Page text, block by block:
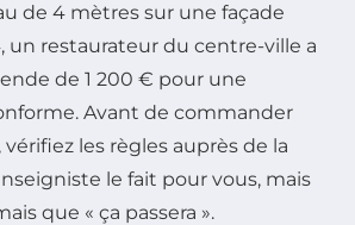
de 4 mètres sur une façade
un restaurateur du centre-ville a
de 1 200 € pour une
Avant de commander
les règles auprès de la
le fait pour vous, mais
que « ça passera ».